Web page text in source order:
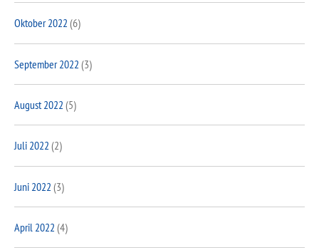
Oktober 2022 (6)
September 2022 (3)
August 2022 (5)
Juli 2022 (2)
Juni 2022 (3)
April 2022 (4)